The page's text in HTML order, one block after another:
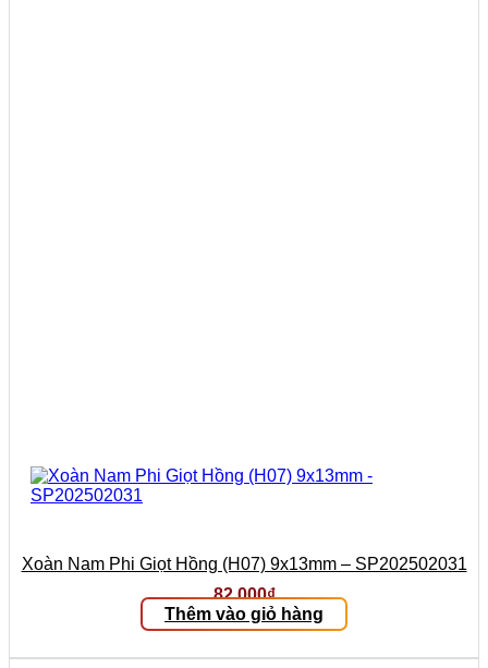
Xoàn Nam Phi Giọt Hồng (H07) 9x13mm – SP202502031
82.000₫
Thêm vào giỏ hàng